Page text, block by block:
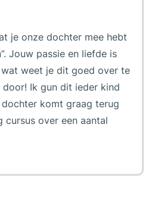
je onze dochter mee hebt
Jouw passie en liefde is
weet je dit goed over te
door! Ik gun dit ieder kind
dochter komt graag terug
cursus over een aantal